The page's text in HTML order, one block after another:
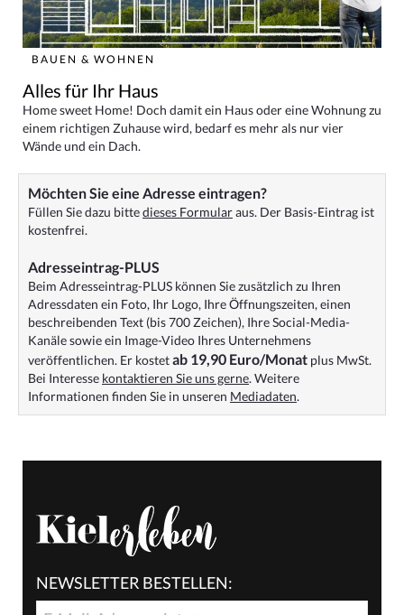
BAUEN & WOHNEN
Alles für Ihr Haus
Home sweet Home! Doch damit ein Haus oder eine Wohnung zu
einem richtigen Zuhause wird, bedarf es mehr als nur vier
Wände und ein Dach.
Möchten Sie eine Adresse eintragen?
Füllen Sie dazu bittedieses Formularaus. Der Basis-Eintrag ist
kostenfrei.
Adresseintrag-PLUS
Beim Adresseintrag-PLUS können Sie zusätzlich zu Ihren
Adressdaten ein Foto, Ihr Logo, Ihre Öffnungszeiten, einen
beschreibenden Text (bis 700 Zeichen), Ihre Social-Media-
Kanäle sowie ein Image-Video Ihres Unternehmens
veröffentlichen. Er kostetab 19,90 Euro/Monat plus MwSt.
Bei Interesse kontaktieren Sie uns gerne. Weitere
Informationen finden Sie in unseren Mediadaten.
NEWSLETTER BESTELLEN: